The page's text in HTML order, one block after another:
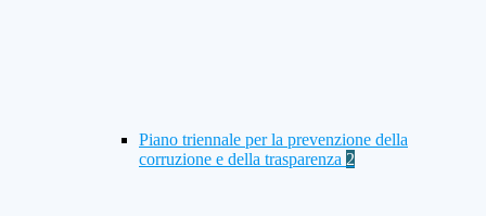
Piano triennale per la prevenzione della
corruzione e della trasparenza 2